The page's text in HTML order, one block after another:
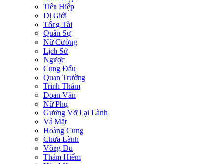
Tiên Hiệp
Dị Giới
Tổng Tài
Quân Sự
Nữ Cường
Lịch Sử
Ngược
Cung Đấu
Quan Trường
Trinh Thám
Đoản Văn
Nữ Phụ
Gương Vỡ Lại Lành
Vả Mặt
Hoàng Cung
Chữa Lành
Võng Du
Thám Hiểm